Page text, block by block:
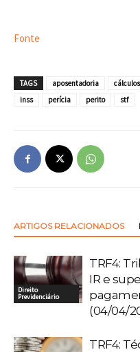
Fonte
TAGS aposentadoria
inss
perícia perito stf
ARTIGOS RELACIONADOS
Direito
Previdenciário
TRF4:
IR e
(04/04/
TRF4: